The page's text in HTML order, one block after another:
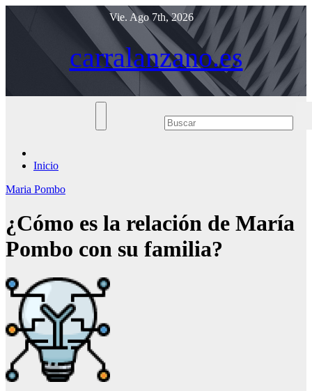
Vie. Ago 7th, 2026
carralanzano.es
Inicio
Maria Pombo
¿Cómo es la relación de María
Pombo con su familia?